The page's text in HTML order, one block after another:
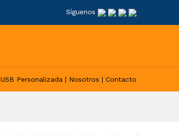
Síguenos
USB Personalizada | Nosotros | Contacto